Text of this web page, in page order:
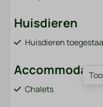
Huisdieren
Huisdieren
Chalets